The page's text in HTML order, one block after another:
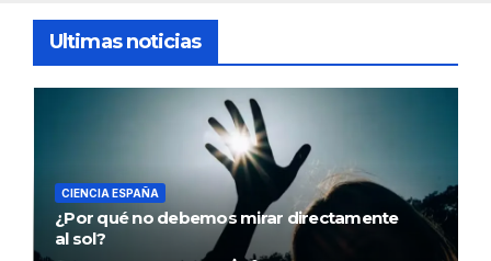
Ultimas noticias
CIENCIA ESPAÑA
¿Por qué no debemos mirar directamente
al sol?